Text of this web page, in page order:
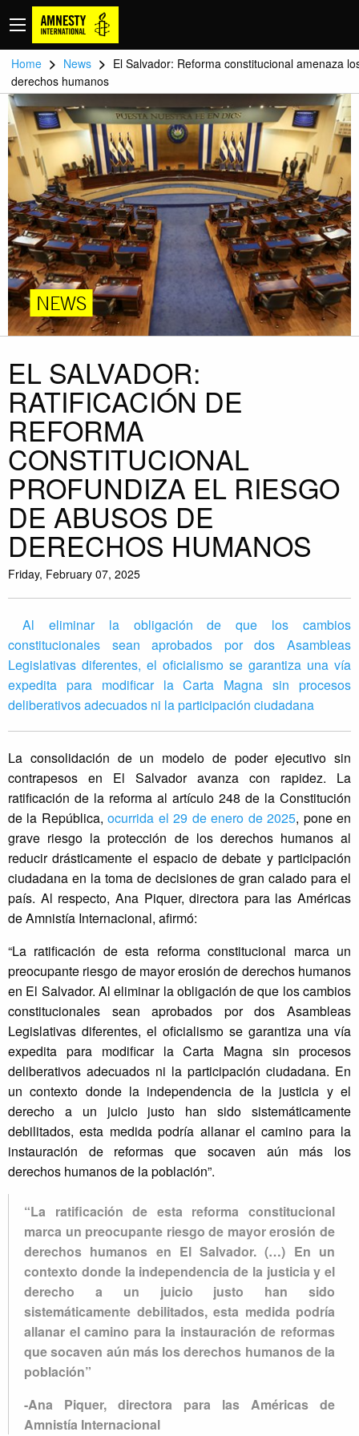
Home > News > El Salvador: Reforma constitucional amenaza
derechos humanos
NEWS
EL SALVADOR:
RATIFICACIÓN DE
REFORMA
CONSTITUCIONAL
PROFUNDIZA EL RIESGO
DE ABUSOS DE
DERECHOS HUMANOS
Friday, February 07, 2025
Al eliminar la obligación de que los cambios
constitucionales sean aprobados por dos Asambleas
Legislativas diferentes, el oficialismo se garantiza una vía
expedita para modificar la Carta Magna sin procesos
deliberativos adecuados ni la participación ciudadana
La consolidación de un modelo de poder ejecutivo sin
contrapesos en El Salvador avanza con rapidez. La
ratificación de la reforma al artículo 248 de la Constitución
de la República,ocurrida el 29 de enero de 2025, pone en
grave riesgo la protección de los derechos humanos al
reducir drásticamente el espacio de debate y participación
ciudadana en la toma de decisiones de gran calado para el
país. Al respecto, Ana Piquer, directora para las Américas
de Amnistía Internacional, afirmó:
“La ratificación de esta reforma constitucional marca un
preocupante riesgo de mayor erosión de derechos humanos
en El Salvador. Al eliminar la obligación de que los cambios
constitucionales sean aprobados por dos Asambleas
Legislativas diferentes, el oficialismo se garantiza una vía
expedita para modificar la Carta Magna sin procesos
deliberativos adecuados ni la participación ciudadana. En
un contexto donde la independencia de la justicia y el
derecho a un juicio justo han sido sistemáticamente
debilitados, esta medida podría allanar el camino para la
instauración de reformas que socaven aún más los
derechos humanos de la población”.
“La ratificación de esta reforma constitucional
marca un preocupante riesgo de mayor erosión de
derechos humanos en El Salvador. (…) En un
contexto donde la independencia de la justicia y el
derecho a un juicio justo han sido
sistemáticamente debilitados, esta medida podría
allanar el camino para la instauración de reformas
que socaven aún más los derechos humanos de la
población”
-Ana Piquer, directora para las Américas de
Amnistía Internacional